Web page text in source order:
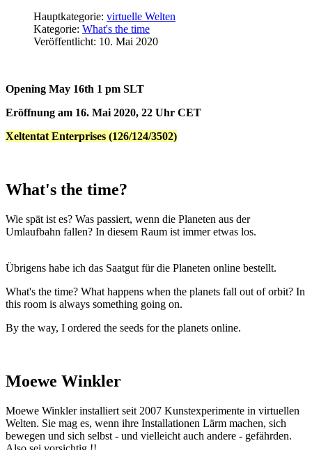
Hauptkategorie: virtuelle Welten
Kategorie: What's the time
Veröffentlicht: 10. Mai 2020
Opening May 16th 1 pm SLT
Eröffnung am 16. Mai 2020, 22 Uhr CET
Xeltentat Enterprises (126/124/3502)
What's the time?
Wie spät ist es? Was passiert, wenn die Planeten aus der
Umlaufbahn fallen? In diesem Raum ist immer etwas los.
Übrigens habe ich das Saatgut für die Planeten online bestellt.
What's the time? What happens when the planets fall out of orbit? In
this room is always something going on.
By the way, I ordered the seeds for the planets online.
Moewe Winkler
Moewe Winkler installiert seit 2007 Kunstexperimente in virtuellen
Welten. Sie mag es, wenn ihre Installationen Lärm machen, sich
bewegen und sich selbst - und vielleicht auch andere - gefährden.